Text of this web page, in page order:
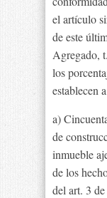
el artículo
de este
Agregado,
los
establecen
a)
de
inmueble
de los
del art. 3